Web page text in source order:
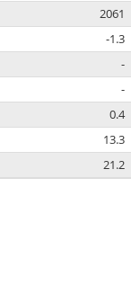
2061
-1.3
-
-
0.4
13.3
21.2